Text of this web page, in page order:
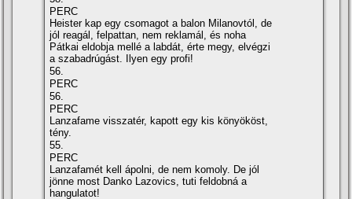
PERC
Heister kap egy csomagot a balon Milanovtól, de
jól reagál, felpattan, nem reklamál, és noha
Pátkai eldobja mellé a labdát, érte megy, elvégzi
a szabadrúgást. Ilyen egy profi!
56.
PERC
56.
PERC
Lanzafame visszatér, kapott egy kis könyököst,
tény.
55.
PERC
Lanzafamét kell ápolni, de nem komoly. De jól
jönne most Danko Lazovics, tuti feldobná a
hangulatot!